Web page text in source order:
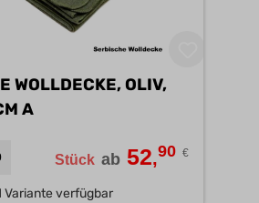
WOLLDECKE, OLIV,
223X152 CM A
Stück ab 52,90 €
Variante verfügbar